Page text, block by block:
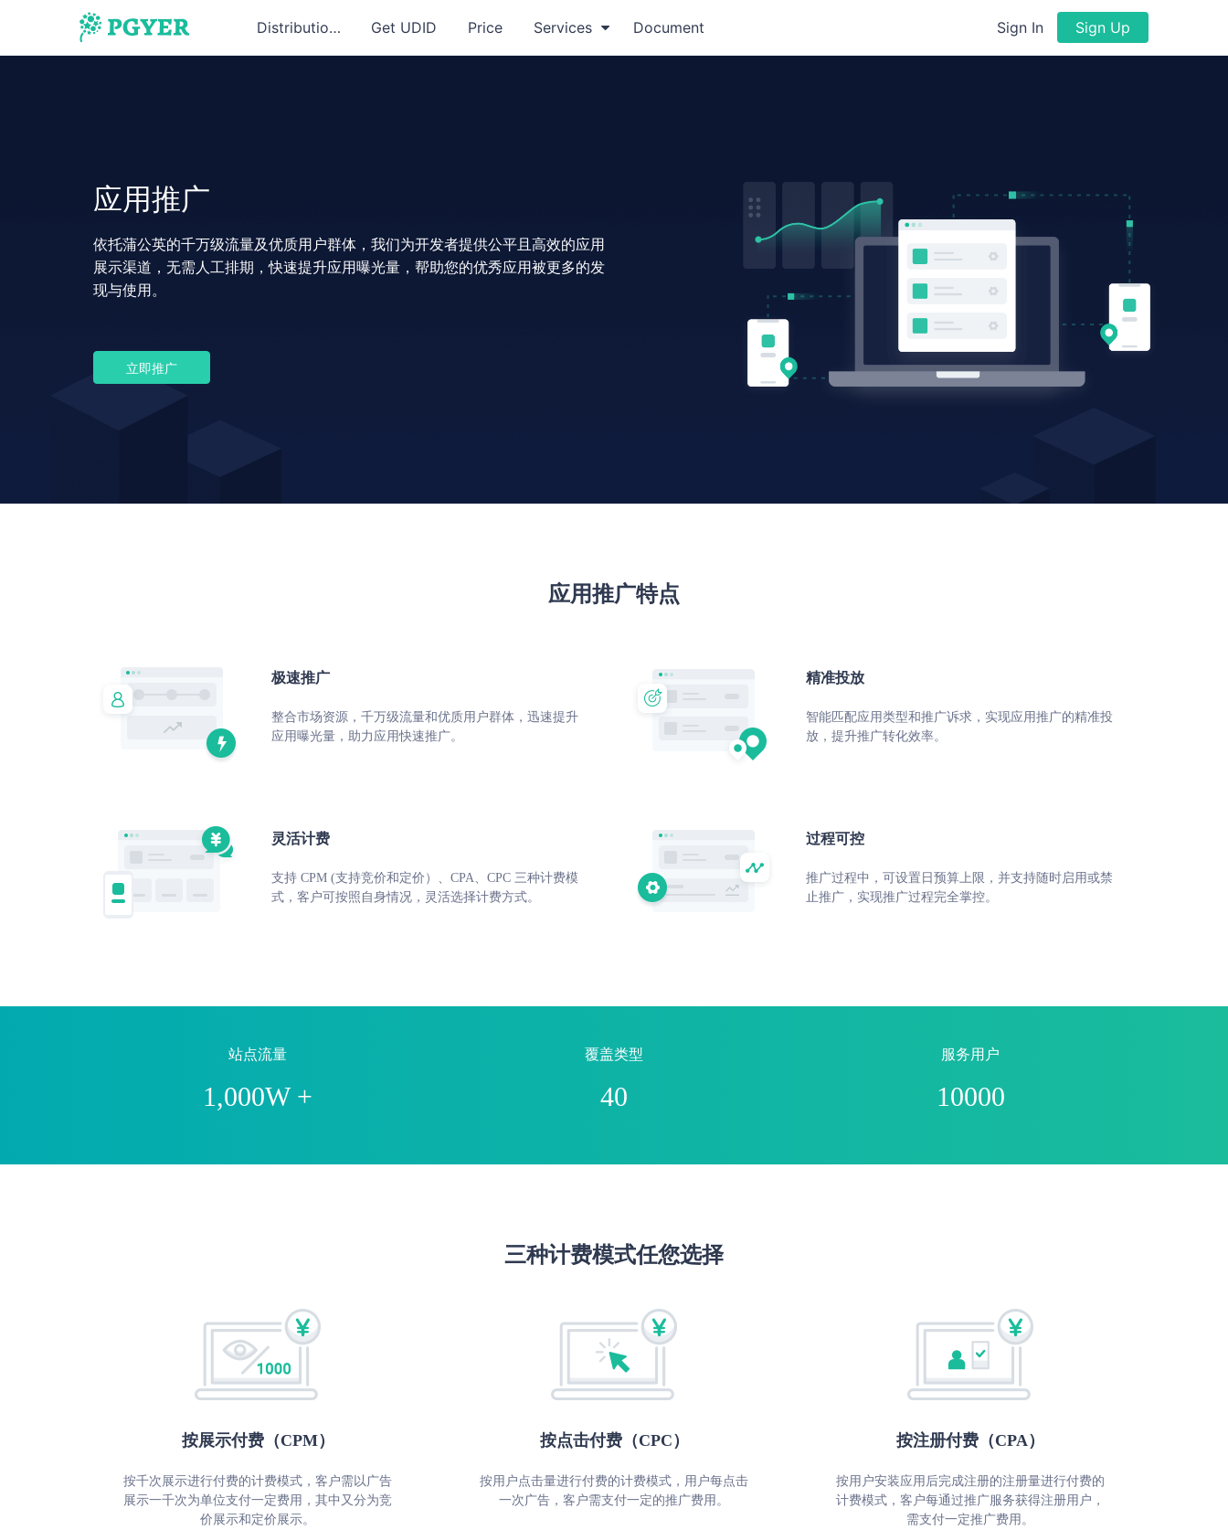
Distribution Get UDID Price Services Document Sign In Sign Up
应用推广
依托蒲公英的千万级流量及优质⽤户群体，我们为开发者提供公平且⾼效的应⽤
展⽰渠道，⽆需⼈⼯排期，快速提升应⽤曝光量，帮助您的优秀应⽤被更多的发
现与使⽤。
立即推广
应用推广特点
极速推广
整合市场资源，千万级流量和优质⽤户群体，迅速提升
应⽤曝光量，助⼒应⽤快速推⼴。
精准投放
智能匹配应⽤类型和推⼴诉求，实现应⽤推⼴的精准投
放，提升推⼴转化效率。
灵活计费
⽀持 CPM (⽀持竞价和定价）、CPA、CPC 三种计费模
式，客户可按照⾃⾝情况，灵活选择计费⽅式。
过程可控
推⼴过程中，可设置⽇预算上限，并⽀持随时启⽤或禁
⽌推⼴，实现推⼴过程完全掌控。
站点流量
1,000W +
覆盖类型
40
服务⽤户
10000
三种计费模式任您选择
按展⽰付费（CPM）
按千次展⽰进⾏付费的计费模式，客户需以⼴告
展⽰⼀千次为单位⽀付⼀定费⽤，其中又分为竞
价展⽰和定价展⽰。
按点击付费（CPC）
按⽤户点击量进⾏付费的计费模式，⽤户每点击
⼀次⼴告，客户需⽀付⼀定的推⼴费⽤。
按注册付费（CPA）
按⽤户安装应⽤后完成注册的注册量进⾏付费的
计费模式，客户每通过推⼴服务获得注册⽤户，
需⽀付⼀定推⼴费⽤。